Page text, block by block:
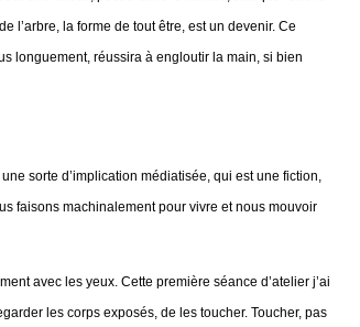
l’arbre, la forme de tout être, est un devenir. Ce
longuement, réussira à engloutir la main, si bien
sorte d’implication médiatisée, qui est une fiction,
faisons machinalement pour vivre et nous mouvoir
avec les yeux. Cette première séance d’atelier j’ai
les corps exposés, de les toucher. Toucher, pas